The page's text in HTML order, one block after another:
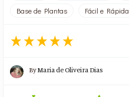
Base de Plantas
Fácil e Rápida
ByMaria de Oliveira Dias